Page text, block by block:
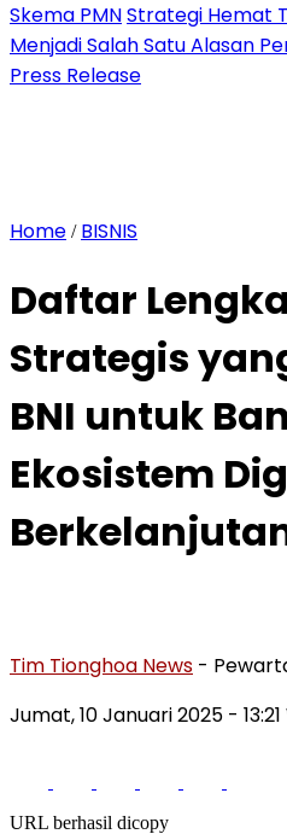
Skema PMNStrategi Hemat
Menjadi Salah Satu Alasan
Press Release
Home / BISNIS
Daftar
Strategis
BNI untuk
Ekosistem
Tim Tionghoa News -
Jumat, 10 Januari 2025 -
URL berhasil dicopy